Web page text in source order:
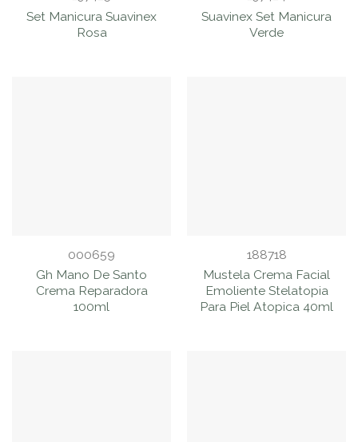
Set Manicura Suavinex
Rosa
Suavinex Set Manicura
Verde
000659
Gh Mano De Santo
Crema Reparadora
100ml
188718
Mustela Crema Facial
Emoliente Stelatopia
Para Piel Atopica 40ml